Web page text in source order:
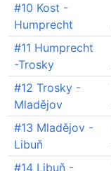
#10 Kost -
Humprecht
#11 Humprecht
-Trosky
#12 Trosky -
Mladějov
#13 Mladějov -
Libuň
#14 Libuň -